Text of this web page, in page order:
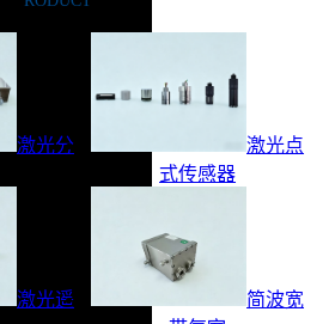
激光分
激光点
式传感器
激光遥
简波宽